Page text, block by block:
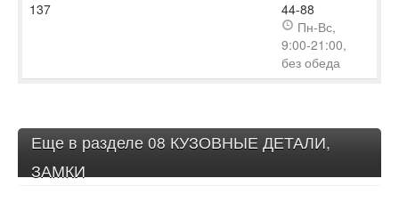
137
44-88
Пн-Вс,
9:00-21:00,
без обеда
Еще в разделе 08 КУЗОВНЫЕ ДЕТАЛИ,
ЗАМКИ